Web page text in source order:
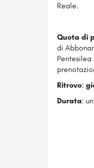
Reale.
Quota di
di
Ritrovo:
Durata: